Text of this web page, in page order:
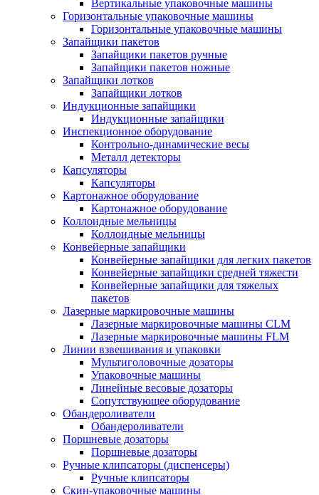
Вертикальные упаковочные машины
Горизонтальные упаковочные машины
Горизонтальные упаковочные машины
Запайщики пакетов
Запайщики пакетов ручные
Запайщики пакетов ножные
Запайщики лотков
Запайщики лотков
Индукционные запайщики
Индукционные запайщики
Инспекционное оборудование
Контрольно-динамические весы
Металл детекторы
Капсуляторы
Капсуляторы
Картонажное оборудование
Картонажное оборудование
Коллоидные мельницы
Коллоидные мельницы
Конвейерные запайщики
Конвейерные запайщики для легких пакетов
Конвейерные запайщики средней тяжести
Конвейерные запайщики для тяжелых
пакетов
Лазерные маркировочные машины
Лазерные маркировочные машины CLM
Лазерные маркировочные машины FLM
Линии взвешивания и упаковки
Мультиголовочные дозаторы
Упаковочные машины
Линейные весовые дозаторы
Сопутствующее оборудование
Обандероливатели
Обандероливатели
Поршневые дозаторы
Поршневые дозаторы
Ручные клипсаторы (диспенсеры)
Ручные клипсаторы
Скин-упаковочные машины